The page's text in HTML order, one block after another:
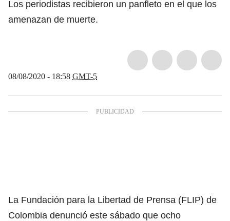
Los periodistas recibieron un panfleto en el que los
amenazan de muerte.
08/08/2020 - 18:58 GMT-5
La Fundación para la Libertad de Prensa (FLIP) de
Colombia denunció este sábado que ocho